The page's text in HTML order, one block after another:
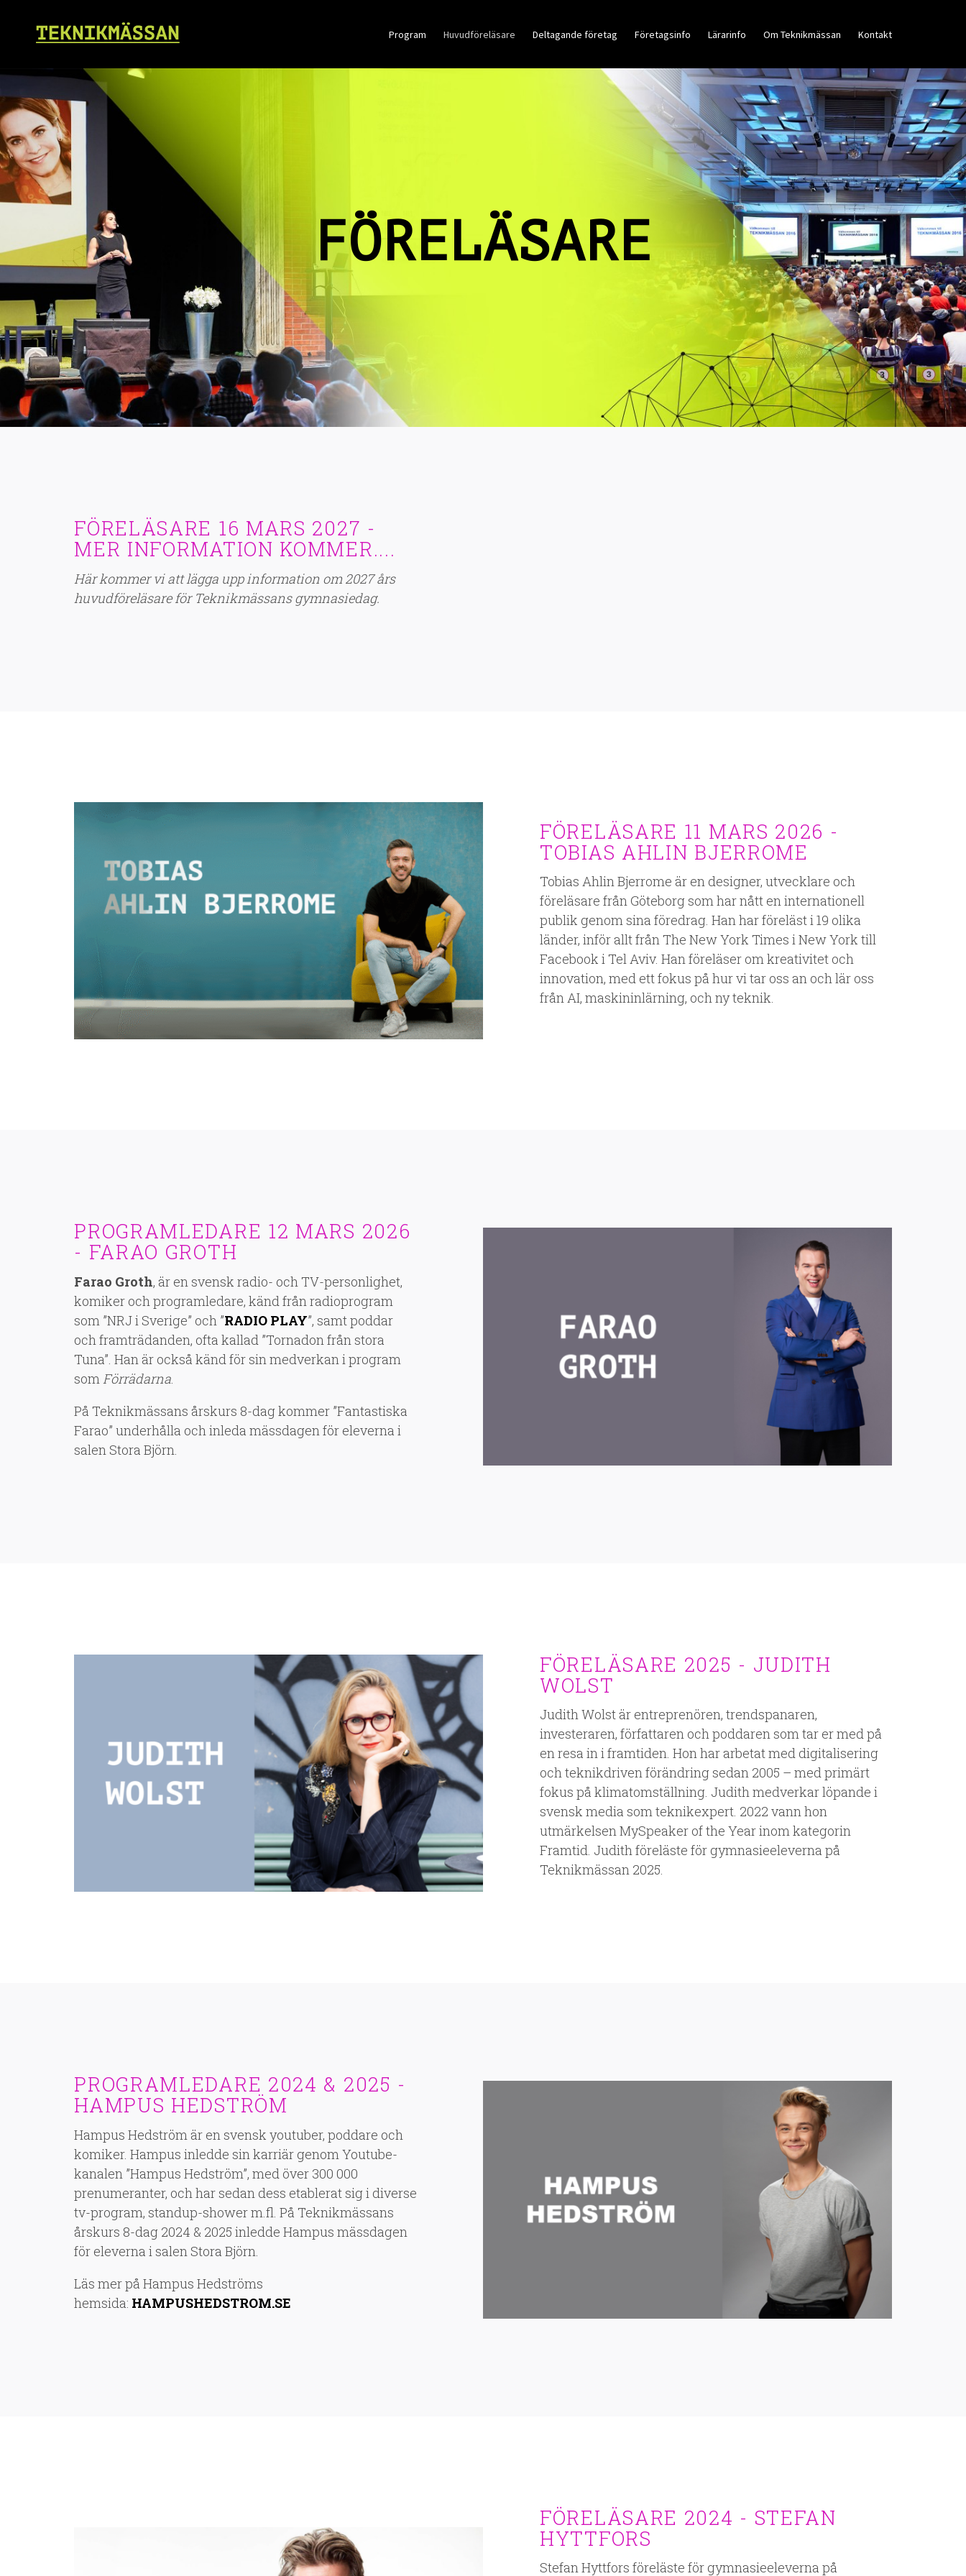
Program Huvudföreläsare Deltagande företag Företagsinfo Lärarinfo Om Teknikmässan Kontakt
FÖRELÄSARE
FÖRELÄSARE 16 MARS 2027 -
MER INFORMATION KOMMER....
Här kommer vi att lägga upp information om 2027 års
huvudföreläsare för Teknikmässans gymnasiedag.
FÖRELÄSARE 11 MARS 2026 -
TOBIAS AHLIN BJERROME
Tobias Ahlin Bjerrome är en designer, utvecklare och
föreläsare från Göteborg som har nått en internationell
publik genom sina föredrag. Han har föreläst i 19 olika
länder, inför allt från The New York Times i New York till
Facebook i Tel Aviv. Han föreläser om kreativitet och
innovation, med ett fokus på hur vi tar oss an och lär oss
från AI, maskininlärning, och ny teknik.
PROGRAMLEDARE 12 MARS 2026
- FARAO GROTH
Farao Groth, är en svensk radio- och TV-personlighet,
komiker och programledare, känd från radioprogram
som ”NRJ i Sverige” och ”RADIO PLAY”, samt poddar
och framträdanden, ofta kallad ”Tornadon från stora
Tuna”. Han är också känd för sin medverkan i program
som Förrädarna
På Teknikmässans årskurs 8-dag kommer ”Fantastiska
Farao” underhålla och inleda mässdagen för eleverna i
salen Stora Björn.
FÖRELÄSARE 2025 - JUDITH
WOLST
Judith Wolst är entreprenören, trendspanaren,
investeraren, författaren och poddaren som tar er med på
en resa in i framtiden. Hon har arbetat med digitalisering
och teknikdriven förändring sedan 2005 – med primärt
fokus på klimatomställning. Judith medverkar löpande i
svensk media som teknikexpert. 2022 vann hon
utmärkelsen MySpeaker of the Year inom kategorin
Framtid. Judith föreläste för gymnasieeleverna på
Teknikmässan 2025.
PROGRAMLEDARE 2024 & 2025 -
HAMPUS HEDSTRÖM
Hampus Hedström är en svensk youtuber, poddare och
komiker. Hampus inledde sin karriär genom Youtube-
kanalen ”Hampus Hedström”, med över 300 000
prenumeranter, och har sedan dess etablerat sig i diverse
tv-program, standup-shower m.fl. På Teknikmässans
årskurs 8-dag 2024 & 2025 inledde Hampus mässdagen
för eleverna i salen Stora Björn.
Läs mer på Hampus Hedströms
hemsida: HAMPUSHEDSTROM.SE
FÖRELÄSARE 2024 - STEFAN
HYTTFORS
Stefan Hyttfors föreläste för gymnasieeleverna på